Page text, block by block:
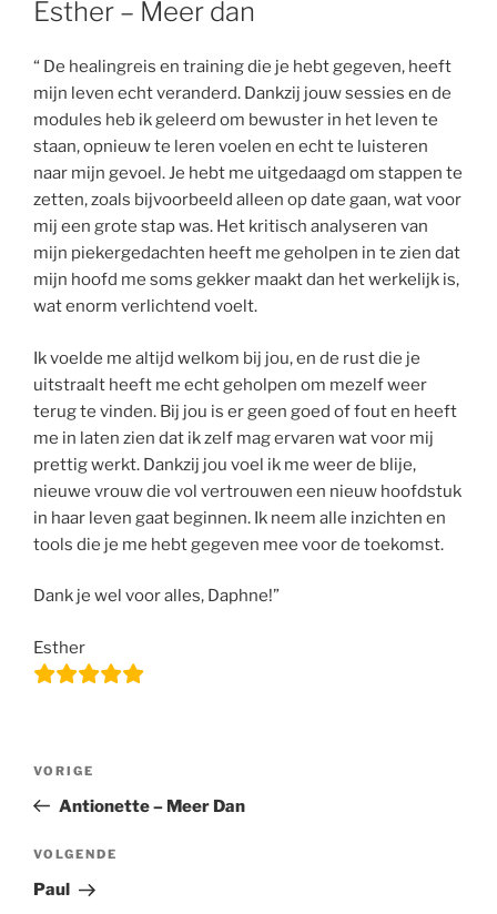
Esther – Meer dan
“ De healingreis en training die je hebt gegeven, heeft
mijn leven echt veranderd. Dankzij jouw sessies en de
modules heb ik geleerd om bewuster in het leven te
staan, opnieuw te leren voelen en echt te luisteren
naar mijn gevoel. Je hebt me uitgedaagd om stappen te
zetten, zoals bijvoorbeeld alleen op date gaan, wat voor
mij een grote stap was. Het kritisch analyseren van
mijn piekergedachten heeft me geholpen in te zien dat
mijn hoofd me soms gekker maakt dan het werkelijk is,
wat enorm verlichtend voelt.
Ik voelde me altijd welkom bij jou, en de rust die je
uitstraalt heeft me echt geholpen om mezelf weer
terug te vinden. Bij jou is er geen goed of fout en heeft
me in laten zien dat ik zelf mag ervaren wat voor mij
prettig werkt. Dankzij jou voel ik me weer de blije,
nieuwe vrouw die vol vertrouwen een nieuw hoofdstuk
in haar leven gaat beginnen. Ik neem alle inzichten en
tools die je me hebt gegeven mee voor de toekomst.
Dank je wel voor alles, Daphne!”
Esther
Vorig
bericht
VORIGE
Antionette – Meer Dan
Volgend
bericht
VOLGENDE
Paul